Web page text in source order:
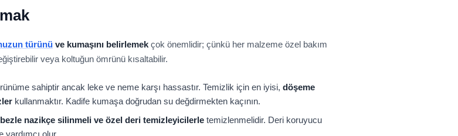
türünü ve kumaşını belirlemek çok önemlidir; çünkü her malzeme özel bakım
veya koltuğun ömrünü kısaltabilir.
sahiptir ancak leke ve neme karşı hassastır. Temizlik için en iyisi, döşeme
kullanmaktır. Kadife kumaşa doğrudan su değdirmekten kaçının.
nazikçe silinmeli ve özel deri temizleyicilerle temizlenmelidir. Deri koruyucu
olur.